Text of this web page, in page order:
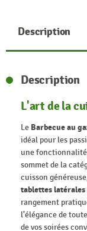
Description
Description
L'art de la
Le Barbecue au
idéal pour les
une
sommet de la
cuisson
tablettes latérales
rangement
l'élégance de
de vos soirées